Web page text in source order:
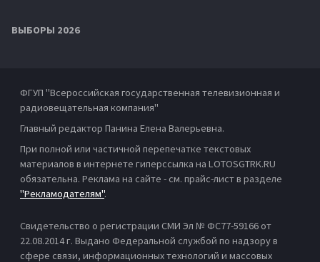
ВЫБОРЫ 2026
ФГУП "Всероссийская государственная телевизионная и
радиовещательная компания"
Главный редактор Панина Елена Валерьевна.
При полной или частичной перепечатке текстовых
материалов в интернете гиперссылка на LOTOSGTRK.RU
обязательна. Реклама на сайте - см. прайс-лист в разделе
"Рекламодателям".
Свидетельство о регистрации СМИ Эл № ФС77-59166 от
22.08.2014 г. Выдано Федеральной службой по надзору в
сфере связи, информационных технологий и массовых